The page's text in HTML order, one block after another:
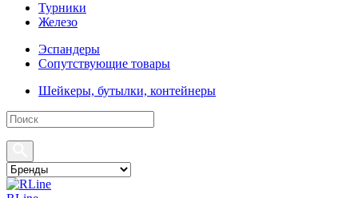
Турники
Железо
Эспандеры
Сопутствующие товары
Шейкеры, бутылки, контейнеры